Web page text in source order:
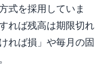
式を採用していま
れば残高は期限切れ
れば損」や毎月の固